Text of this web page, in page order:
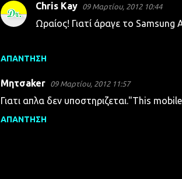
ΑΠΆΝΤΗΣΗ
Chris Kay 09 Μαρτίου, 2012 10:44
Ωραίος! Γιατί άραγε το Samsung
Μητσaker 09 Μαρτίου, 2012 11:57
Γιατι απλα δεν υποστηριζεται."This
ΑΠΆΝΤΗΣΗ